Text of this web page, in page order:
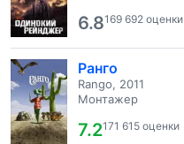
6.8169 692 оценки
Ранго
Rango, 2011
Монтажер
7.2171 615 оценки